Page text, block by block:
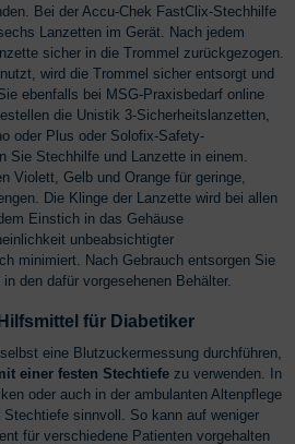
Bei der Accu-Chek FastClix-Stechhilfe
Lanzetten im Gerät. Nach jedem
sicher in die Trommel zurückgezogen.
wird die Trommel sicher entsorgt und
ebenfalls bei MSG-Praxisbedarf online
die Unistik 3-Sicherheitslanzetten,
oder Plus oder Solofix-Safety-
Sie Stechhilfe und Lanzette in einem.
Violett, Gelb und Orange für geringe,
Die Klinge der Lanzette wird bei allen
Einstich in das Gehäuse
unbeabsichtigter
minimiert. Nach Gebrauch entsorgen Sie
den dafür vorgesehenen Behälter.
für Diabetiker
eine Blutzuckermessung durchführen,
einer festen Stechtiefe zu verwenden. In
oder auch in der ambulanten Altenpflege
sinnvoll. So kann auf weniger
für verschiedene Patienten vorgehalten